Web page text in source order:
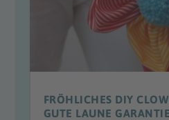
FRÖHLICHES DIY
GUTE LAUNE